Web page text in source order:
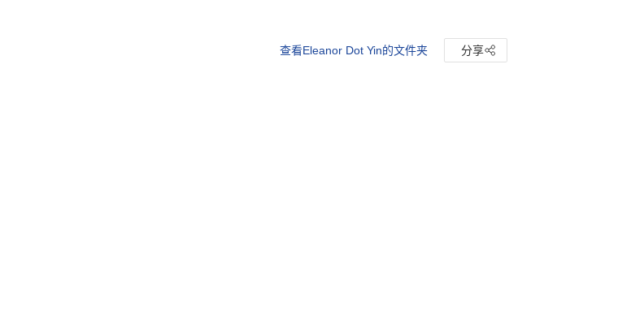
查看Eleanor Dot Yin的文件夹 分享